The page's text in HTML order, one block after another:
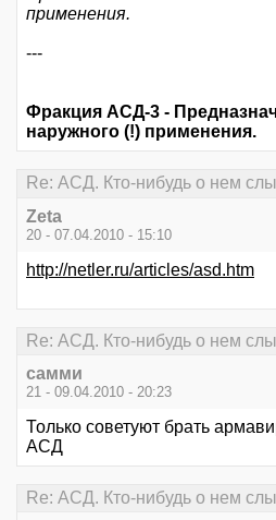
применения.
---
Фракция АСД-3 -
наружного (!) применения.
Re: АСД. Кто-нибудь о нем
Zeta
20 - 07.04.2010 - 15:10
http://netler.ru/articles/asd.htm
Re: АСД. Кто-нибудь о нем
самми
21 - 09.04.2010 - 20:23
Только советуют брать
АСД
Re: АСД. Кто-нибудь о нем